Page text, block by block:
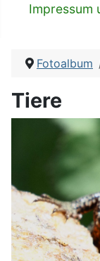
Impressum
Fotoalbum
Tiere